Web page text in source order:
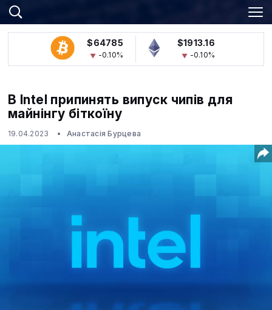
$64785
-0.10%
$1913.16
-0.10%
В Intel припинять випуск чипів для
майнінгу біткоїну
19.04.2023 Анастасія Бурцева